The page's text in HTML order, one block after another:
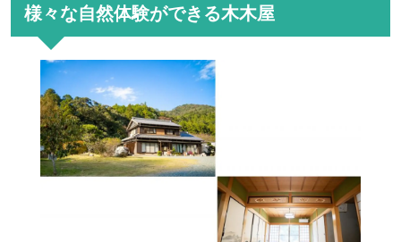
様々な自然体験ができる木木屋